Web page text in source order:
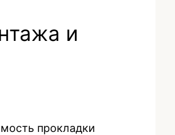
и
прокладки